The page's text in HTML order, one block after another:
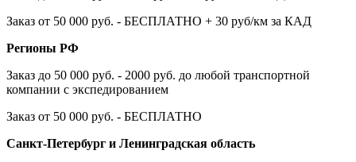
Заказ от 50 000 руб. - БЕСПЛАТНО + 30 руб/км за КАД
Регионы РФ
Заказ до 50 000 руб. - 2000 руб. до любой транспортной
компании с экспедированием
Заказ от 50 000 руб. - БЕСПЛАТНО
Санкт-Петербург и Ленинградская область